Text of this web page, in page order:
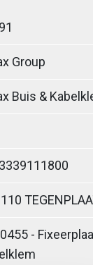
Group
Buis &
-